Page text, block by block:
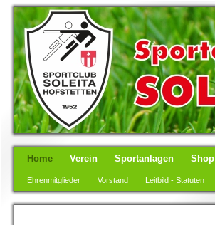
Home Verein Sportanlagen Shop
Ehrenmitglieder Vorstand Leitbild - Statuten